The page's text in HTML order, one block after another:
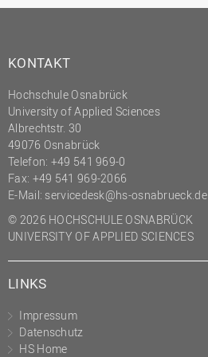
Recht
Science to Business GmbH
Studierendensekretariat
Studium und Lehre
Transfer- und
Innovationsmanagement
KONTAKT
Hochschule Osnabrück
University of Applied Sciences
Albrechtstr. 30
49076 Osnabrück
Telefon: +49 541 969-0
Fax: +49 541 969-2066
E-Mail: servicedesk@hs-osnabrueck.de
© 2026 HOCHSCHULE OSNABRÜCK
UNIVERSITY OF APPLIED SCIENCES
LINKS
Impressum
Datenschutz
HS Home